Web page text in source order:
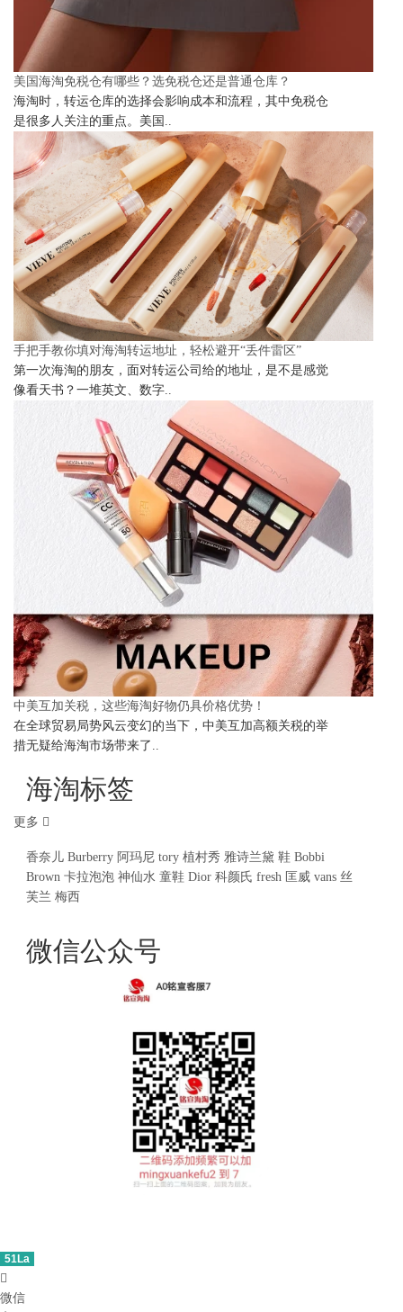
美国海淘免税仓有哪些？选免税仓还是普通仓库？
海淘时，转运仓库的选择会影响成本和流程，其中免税仓
是很多人关注的重点。美国..
手把手教你填对海淘转运地址，轻松避开“丢件雷区”
第一次海淘的朋友，面对转运公司给的地址，是不是感觉
像看天书？一堆英文、数字..
中美互加关税，这些海淘好物仍具价格优势！
在全球贸易局势风云变幻的当下，中美互加高额关税的举
措无疑给海淘市场带来了..
海淘标签
更多
香奈儿 Burberry 阿玛尼 tory 植村秀 雅诗兰黛 鞋 Bobbi
Brown 卡拉泡泡 神仙水 童鞋 Dior 科颜氏 fresh 匡威 vans 丝
芙兰 梅西
微信公众号
51La

微信